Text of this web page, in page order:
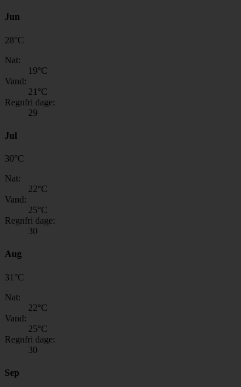
Jun
28°C
Nat:
19°C
Vand:
21 °C
Regnfri dage:
29
Jul
30°C
Nat:
22°C
Vand:
25°C
Regnfri dage:
30
Aug
31 °C
Nat:
22°C
Vand:
25°C
Regnfri dage:
30
Sep